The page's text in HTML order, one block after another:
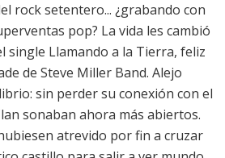
rock setentero... ¿grabando con
pop? La vida les cambió
single Llamando a la Tierra, feliz
de Steve Miller Band. Alejo
sin perder su conexión con el
sonaban ahora más abiertos.
atrevido por fin a cruzar